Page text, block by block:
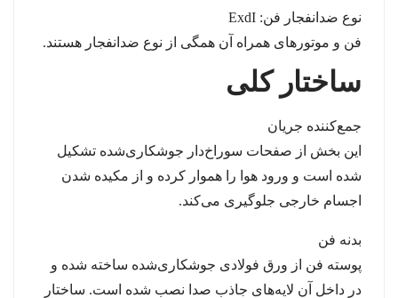
نوع ضدانفجار فن: ExdI
فن و موتورهای همراه آن همگی از نوع ضدانفجار هستند.
ساختار کلی
جمع‌کننده جریان
این بخش از صفحات سوراخ‌دار جوشکاری‌شده تشکیل
شده است و ورود هوا را هموار کرده و از مکیده شدن
اجسام خارجی جلوگیری می‌کند.
بدنه فن
پوسته فن از ورق فولادی جوشکاری‌شده ساخته شده و
در داخل آن لایه‌های جاذب صدا نصب شده است. ساختار